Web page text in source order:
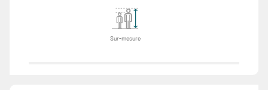
Sur-mesure